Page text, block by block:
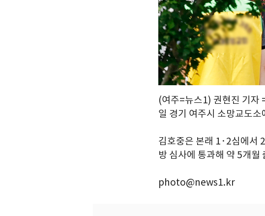
(여주=뉴스1) 권현진 기자
일 경기 여주시 소망교도
김호중은 본래 1·2심에서
방 심사에 통과해 약 5개월
photo@news1.kr